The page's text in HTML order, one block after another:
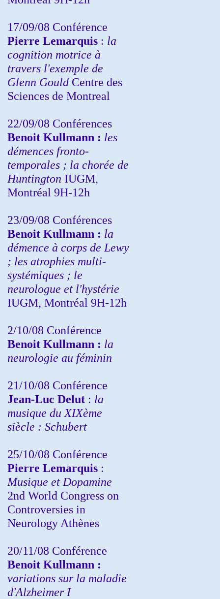
17/09/08 Conférence
Pierre Lemarquis : la
cognition motrice à
travers l'exemple de
Glenn Gould Centre des
Sciences de Montreal
22/09/08 Conférences
Benoit Kullmann : les
démences fronto-
temporales ; la chorée de
Huntington IUGM,
Montréal 9H-12h
23/09/08 Conférences
Benoit Kullmann : la
démence à corps de Lewy
; les atrophies multi-
systémiques ; le
neurologue et l'hystérie
IUGM, Montréal 9H-12h
2/10/08 Conférence
Benoit Kullmann : la
neurologie au féminin
21/10/08 Conférence
Jean-Luc Delut : la
musique du XIXème
siècle : Schubert
25/10/08 Conférence
Pierre Lemarquis :
Musique et Dopamine
2nd World Congress on
Controversies in
Neurology Athènes
20/11/08 Conférence
Benoit Kullmann :
variations sur la maladie
d'Alzheimer I